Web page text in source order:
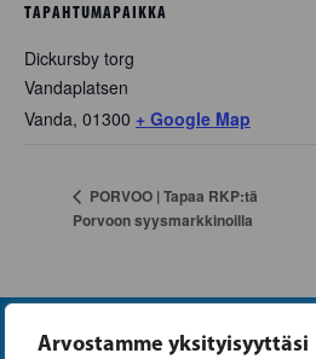
Arvostamme yksityisyyttäsi
TAPAHTUMAPAIKKA
Dickursby torg
Vandaplatsen
Vanda, 01300 + Google Map
PORVOO | Tapaa RKP:tä
Porvoon syysmarkkinoilla